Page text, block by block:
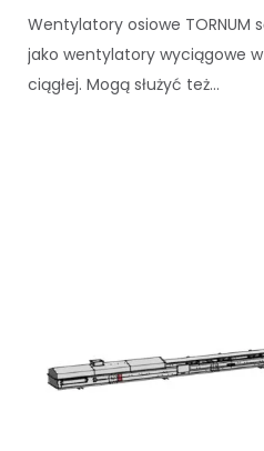
Wentylatory osiowe TORNUM
jako wentylatory wyciągowe
ciągłej. Mogą służyć też...